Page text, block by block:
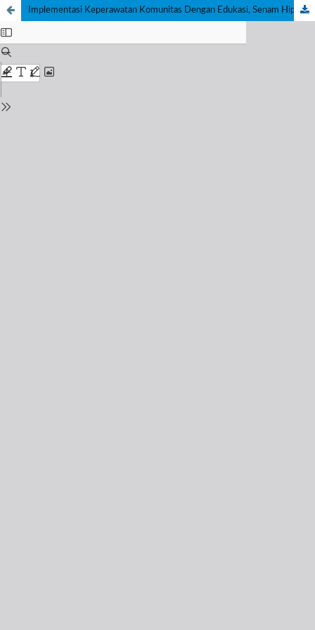
Implementasi Keperawatan Komunitas Dengan Edukasi, Senam Hipertensi, Dan Pemberian Jus Tomat Terhadap Penderita Hipertensi